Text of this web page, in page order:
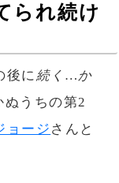
られ続け
後に 続く…か
うちの第2
ョージ さんと